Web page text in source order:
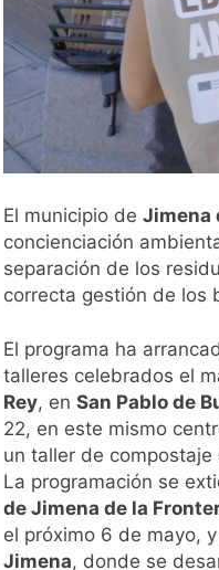
El municipio de Jimena
concienciación
separación de los
correcta gestión de los
El programa ha
talleres celebrados el
Rey, en San Pablo de
22, en este mismo
un taller de
La programación se
de Jimena de la
el próximo 6 de mayo,
Jimena, donde se